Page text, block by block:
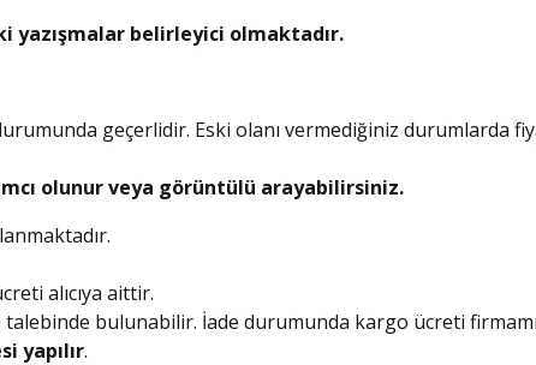
yazışmalar belirleyici olmaktadır.
geçerlidir. Eski olanı vermediğiniz durumlarda
olunur veya görüntülü arayabilirsiniz.
alıcıya aittir.
bulunabilir. İade durumunda kargo ücreti
yapılır.